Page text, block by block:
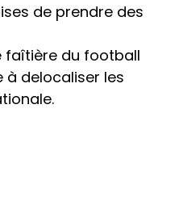
de prendre des
faîtière du football
à delocaliser les